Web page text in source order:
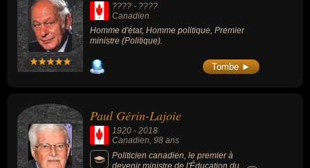
???? - ????
Canadien
Homme d'état, Homme politique, Premier
ministre (Politique).
Tombe ►
Paul Gérin-Lajoie
1920 - 2018
Canadien, 98 ans
Politicien canadien, le premier à
devenir ministre de l'Éducation du